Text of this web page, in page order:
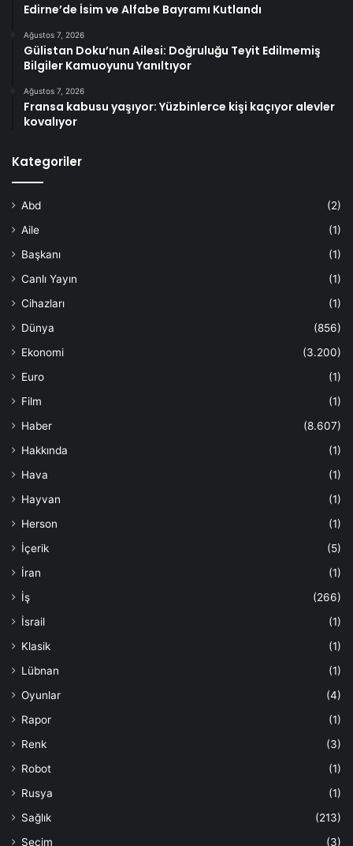
Edirne’de İsim ve Alfabe Bayramı Kutlandı
Ağustos 7, 2026
Gülistan Doku’nun Ailesi: Doğruluğu Teyit Edilmemiş
Bilgiler Kamuoyunu Yanıltıyor
Ağustos 7, 2026
Fransa kabusu yaşıyor: Yüzbinlerce kişi kaçıyor alevler
kovalıyor
Kategoriler
Abd
(2)
Aile
(1)
Başkanı
(1)
Canlı Yayın
(1)
Cihazları
(1)
Dünya
(856)
Ekonomi
(3.200)
Euro
(1)
Film
(1)
Haber
(8.607)
Hakkında
(1)
Hava
(1)
Hayvan
(1)
Herson
(1)
İçerik
(5)
İran
(1)
İş
(266)
İsrail
(1)
Klasik
(1)
Lübnan
(1)
Oyunlar
(4)
Rapor
(1)
Renk
(3)
Robot
(1)
Rusya
(1)
Sağlık
(213)
Seçim
(3)